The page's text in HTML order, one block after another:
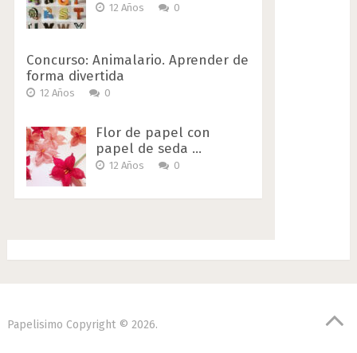
12 Años 0
Concurso: Animalario. Aprender de
forma divertida
12 Años 0
Flor de papel con
papel de seda …
12 Años 0
Papelisimo Copyright © 2026.